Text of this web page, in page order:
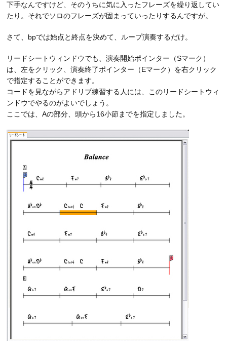
下手なんですけど、そのうちに気に入ったフレーズを繰り返してい
たり。それでソロのフレーズが固まっていったりするんですが。
さて、bpでは始点と終点を決めて、ループ演奏するだけ。
リードシートウィンドウでも、演奏開始ポインター（Sマーク）
は、左をクリック、演奏終了ポインター（Eマーク）を右クリック
で指定することができます。
コードを見ながらアドリブ練習する人には、このリードシートウィ
ンドウでやるのがよいでしょう。
ここでは、Aの部分、頭から16小節までを指定しました。